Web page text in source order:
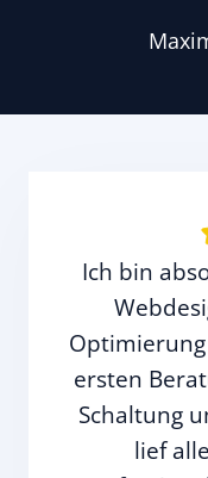
Ich bin
Optimierung
ersten
Schaltung
lief